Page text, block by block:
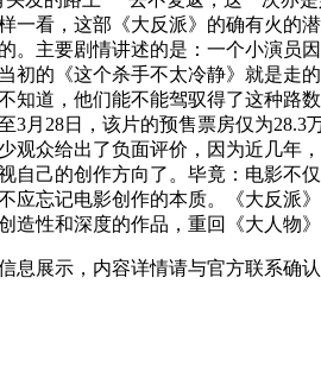
一看，这部《大反派》的确有火的
。主要剧情讲述的是：一个小演
初的《这个杀手不太冷静》就是走
知道，他们能不能驾驭得了这种路
3月28日，该片的预售票房仅为
观众给出了负面评价，因为近几年
自己的创作方向了。毕竟：电影不
应忘记电影创作的本质。《大反派
造性和深度的作品，重回《大人物》
息展示，内容详情请与官方联系确认